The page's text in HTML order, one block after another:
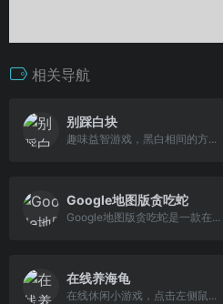
相关导航
别踩白块
趣味益智游戏，黑白相间的方...
Google地图版贪吃蛇
Google地图版贪吃蛇是一款在...
在线养海龟
在线休闲小游戏，点击左侧鼠...